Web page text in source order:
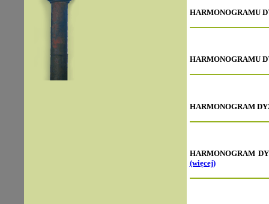
HARMONOGRAMU
HARMONOGRAMU
HARMONOGRAM
HARMONOGRAM
(więcej)